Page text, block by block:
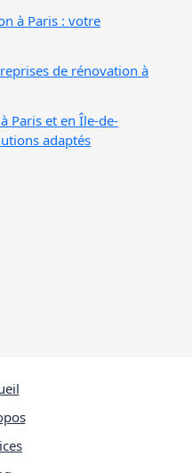
à Paris : votre
de rénovation à
Paris et en Île-de-
adaptés